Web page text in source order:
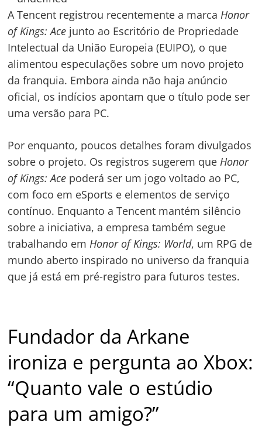
A Tencent registrou recentemente a marca Honor
of Kings: Ace junto ao Escritório de Propriedade
Intelectual da União Europeia (EUIPO), o que
alimentou especulações sobre um novo projeto
da franquia. Embora ainda não haja anúncio
oficial, os indícios apontam que o título pode ser
uma versão para PC.
Por enquanto, poucos detalhes foram divulgados
sobre o projeto. Os registros sugerem que Honor
of Kings: Ace poderá ser um jogo voltado ao PC,
com foco em eSports e elementos de serviço
contínuo. Enquanto a Tencent mantém silêncio
sobre a iniciativa, a empresa também segue
trabalhando em Honor of Kings: World, um RPG de
mundo aberto inspirado no universo da franquia
que já está em pré-registro para futuros testes.
Fundador da Arkane
ironiza e pergunta ao Xbox:
“Quanto vale o estúdio
para um amigo?”
Navegação